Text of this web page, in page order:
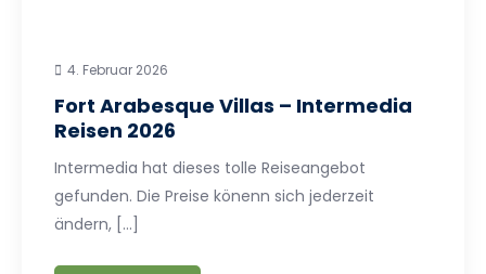
4. Februar 2026
Fort Arabesque Villas – Intermedia
Reisen 2026
Intermedia hat dieses tolle Reiseangebot
gefunden. Die Preise könenn sich jederzeit
ändern, […]